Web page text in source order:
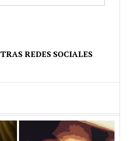
REDES SOCIALES